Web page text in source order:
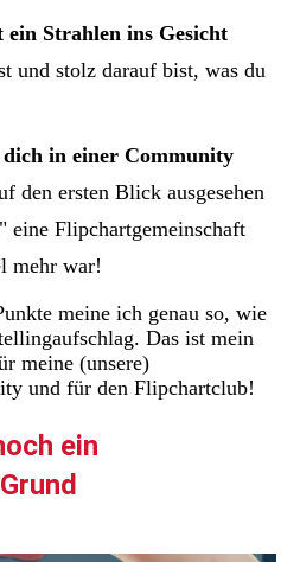
ein Strahlen ins Gesicht
und stolz darauf bist, was du
dich in einer Community
den ersten Blick ausgesehen
eine Flipchartgemeinschaft
mehr war!
meine ich genau so, wie
Das ist mein
meine (unsere)
und für den Flipchartclub!
ein